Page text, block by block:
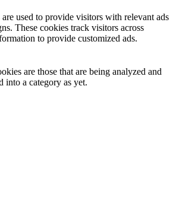
used to provide visitors with relevant ads
These cookies track visitors across
to provide customized ads.
are those that are being analyzed and
into a category as yet.